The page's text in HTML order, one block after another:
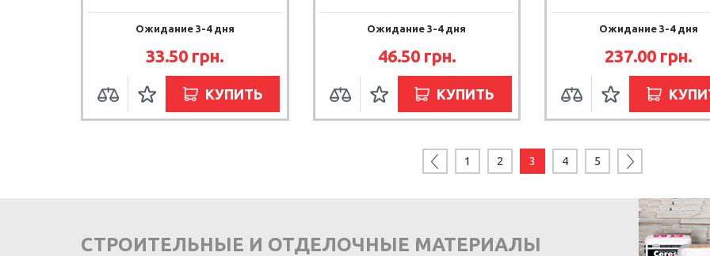
Ожидание 3-4 дня
33.50 грн.
КУПИТЬ
Ожидание 3-4 дня
46.50 грн.
КУПИТЬ
Ожидание 3-4 дня
237.00 грн.
1 2 3 4 5
СТРОИТЕЛЬНЫЕ И ОТДЕЛОЧНЫЕ МАТЕРИАЛЫ